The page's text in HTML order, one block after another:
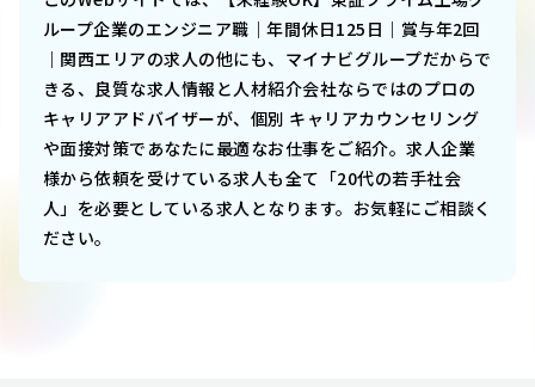
ループ企業のエンジニア職｜年間休日125日｜賞与年2回
｜関西エリアの求人の他にも、マイナビグループだからで
きる、良質な求人情報と人材紹介会社ならではのプロの
キャリアアドバイザーが、個別 キャリアカウンセリング
や面接対策であなたに最適なお仕事をご紹介。求人企業
様から依頼を受けている求人も全て「20代の若手社会
人」を必要としている求人となります。お気軽にご相談く
ださい。